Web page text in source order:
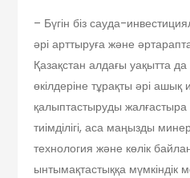
– Бүгін біз сауда-
әрі арттыруға және
Қазақстан алдағы уақытта
өкілдеріне тұрақты әрі
қалыптастыруды жалғастыра
тиімділігі, аса маңызды
технология және көлік
ынтымақтастыққа мүмкіндік